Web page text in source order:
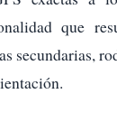
que
secundarias,